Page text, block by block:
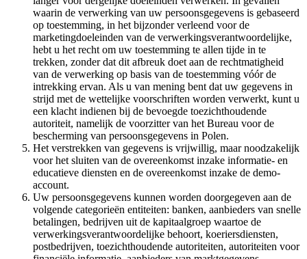
waarin de verwerking van uw persoonsgegevens is gebaseerd
op toestemming, in het bijzonder verleend voor de
marketingdoeleinden van de verwerkingsverantwoordelijke,
hebt u het recht om uw toestemming te allen tijde in te
trekken, zonder dat dit afbreuk doet aan de rechtmatigheid
van de verwerking op basis van de toestemming vóór de
intrekking ervan. Als u van mening bent dat uw gegevens in
strijd met de wettelijke voorschriften worden verwerkt, kunt u
een klacht indienen bij de bevoegde toezichthoudende
autoriteit, namelijk de voorzitter van het Bureau voor de
bescherming van persoonsgegevens in Polen.
Het verstrekken van gegevens is vrijwillig, maar noodzakelijk
voor het sluiten van de overeenkomst inzake informatie- en
educatieve diensten en de overeenkomst inzake de demo-
account.
Uw persoonsgegevens kunnen worden doorgegeven aan de
volgende categorieën entiteiten: banken, aanbieders van snelle
betalingen, bedrijven uit de kapitaalgroep waartoe de
verwerkingsverantwoordelijke behoort, koeriersdiensten,
postbedrijven, toezichthoudende autoriteiten, autoriteiten voor